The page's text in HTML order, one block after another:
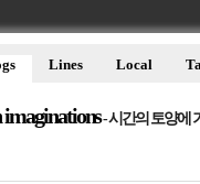
- 시간의 토양에
Lines Local